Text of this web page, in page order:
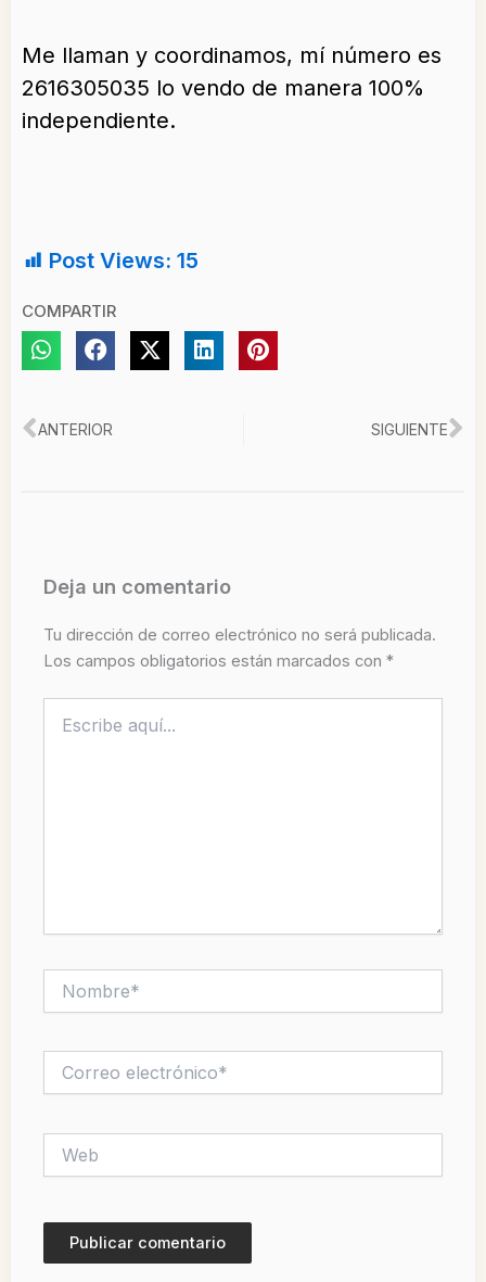
Me llaman y coordinamos, mí número es
2616305035 lo vendo de manera 100%
independiente.
Post Views: 15
COMPARTIR
Ant
ANTERIOR SIGUIENTE
Deja un comentario
Tu dirección de correo electrónico no será publicada.
Los campos obligatorios están marcados con *
aquí...
electrónico*